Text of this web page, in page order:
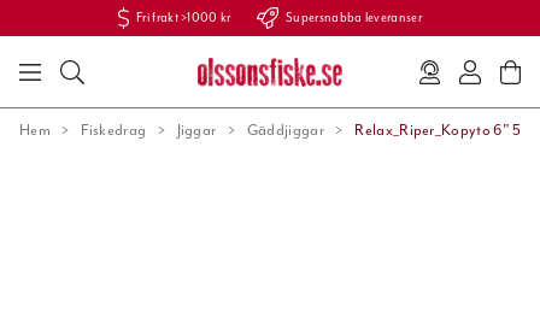
Fri frakt >1000 kr Supersnabba leveranser
Hem Fiskedrag Jiggar Gäddjiggar Relax_Riper_Kopyto 6" 5st